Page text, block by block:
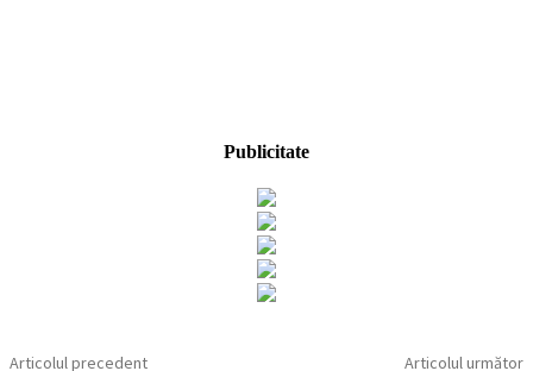
Publicitate
Articolul precedent Articolul următor